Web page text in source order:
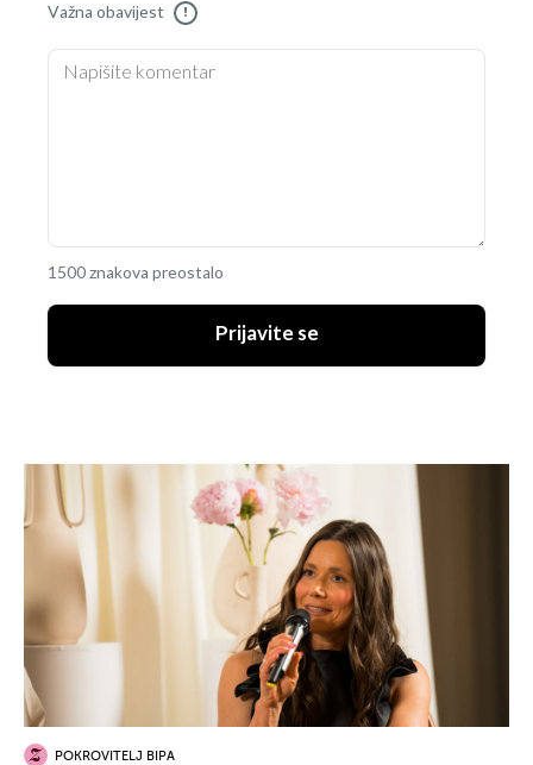
Važna obavijest !
1500 znakova preostalo
Prijavite se
POKROVITELJ BIPA